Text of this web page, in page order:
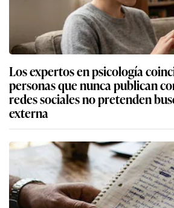
Los expertos en psicología
personas que nunca publican
redes sociales no pretenden
externa